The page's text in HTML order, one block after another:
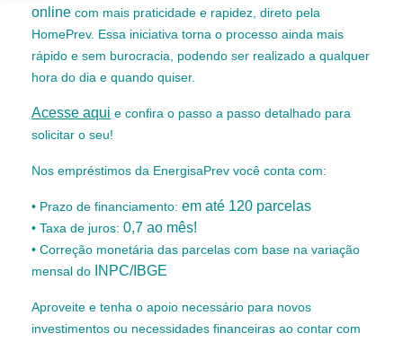
online com mais praticidade e rapidez, direto pela
HomePrev. Essa iniciativa torna o processo ainda mais
rápido e sem burocracia, podendo ser realizado a qualquer
hora do dia e quando quiser.
Acesse aqui e confira o passo a passo detalhado para
solicitar o seu!
Nos empréstimos da EnergisaPrev você conta com:
• Prazo de financiamento: em até 120 parcelas
• Taxa de juros: 0,7 ao mês!
• Correção monetária das parcelas com base na variação
mensal do
INPC/IBGE
Aproveite e tenha o apoio necessário para novos
investimentos ou necessidades financeiras ao contar com